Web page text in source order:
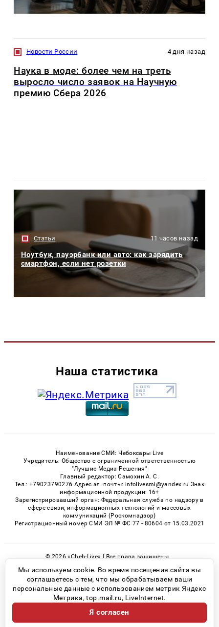
Новости России 4 дня назад
Наука в моде: более чем на треть
выросло число заявок на Научную
премию Сбера 2026
Статьи 11 часов назад
Ноутбук, пауэрбанк или авто: как зарядить
смартфон, если нет розетки
Наша статистика
Наименование СМИ: Чебоксары Live
Учредитель: Общество с ограниченной ответственностью
"Лучшие Медиа Решения"
Главный редактор: Самохин А. С.
Тел.: +79023790276 Адрес эл. почты: infolivesmi@yandex.ru Знак
информационной продукции: 16+
Зарегистрировавший орган: Федеральная служба по надзору в
сфере связи, информационных технологий и массовых
коммуникаций (Роскомнадзор)
Регистрационный номер СМИ ЭЛ № ФС 77 - 80604 от 15.03.2021
© 2026 «Cheb-Live» | Все права защищены
Возрастная категория сайта 16+
Политика конфиденциальности
Мы используем cookie. Во время посещения сайта вы
соглашаетесь с тем, что мы обрабатываем ваши
персональные данные с использованием метрик Яндекс
Метрика, top.mail.ru, LiveInternet.
Я согласен